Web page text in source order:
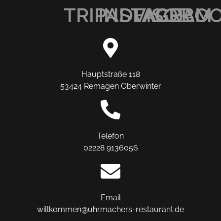
TRIPADVISOR
INSTAGRAM
Hauptstraße 118
53424 Remagen Oberwinter
Telefon
02228 9136056
Email
willkommen@uhrmachers-restaurant.de